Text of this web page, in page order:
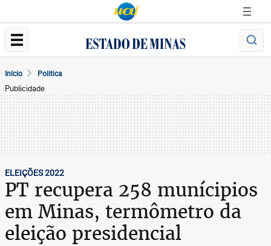
Início Politica
Publicidade
ELEIÇÕES 2022
PT recupera 258 munícipios
em Minas, termômetro da
eleição presidencial